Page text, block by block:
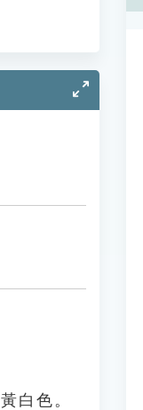
白色。